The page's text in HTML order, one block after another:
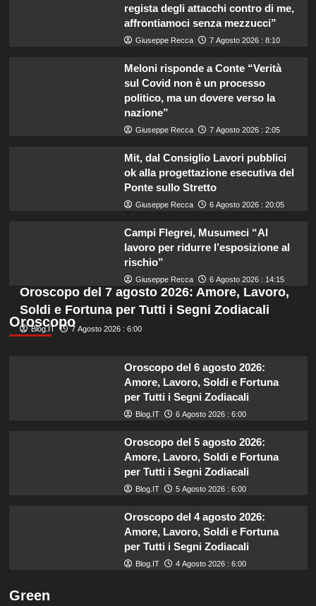
regista degli attacchi contro di me,
affrontiamoci senza mezzucci”
Giuseppe Recca 7 Agosto 2026 : 8:10
Meloni risponde a Conte “Verità
sul Covid non è un processo
politico, ma un dovere verso la
nazione”
Giuseppe Recca 7 Agosto 2026 : 2:05
Mit, dal Consiglio Lavori pubblici
ok alla progettazione esecutiva del
Ponte sullo Stretto
Giuseppe Recca 6 Agosto 2026 : 20:05
Campi Flegrei, Musumeci “Al
lavoro per ridurre l’esposizione al
rischio”
Giuseppe Recca 6 Agosto 2026 : 14:15
Oroscopo
Oroscopo del 7 agosto 2026: Amore, Lavoro,
Soldi e Fortuna per Tutti i Segni Zodiacali
Blog.IT 7 Agosto 2026 : 6:00
Oroscopo del 6 agosto 2026:
Amore, Lavoro, Soldi e Fortuna
per Tutti i Segni Zodiacali
Blog.IT 6 Agosto 2026 : 6:00
Oroscopo del 5 agosto 2026:
Amore, Lavoro, Soldi e Fortuna
per Tutti i Segni Zodiacali
Blog.IT 5 Agosto 2026 : 6:00
Oroscopo del 4 agosto 2026:
Amore, Lavoro, Soldi e Fortuna
per Tutti i Segni Zodiacali
Blog.IT 4 Agosto 2026 : 6:00
Green